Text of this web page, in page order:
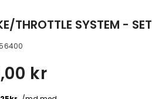
THROTTLE SYSTEM - SET
kr